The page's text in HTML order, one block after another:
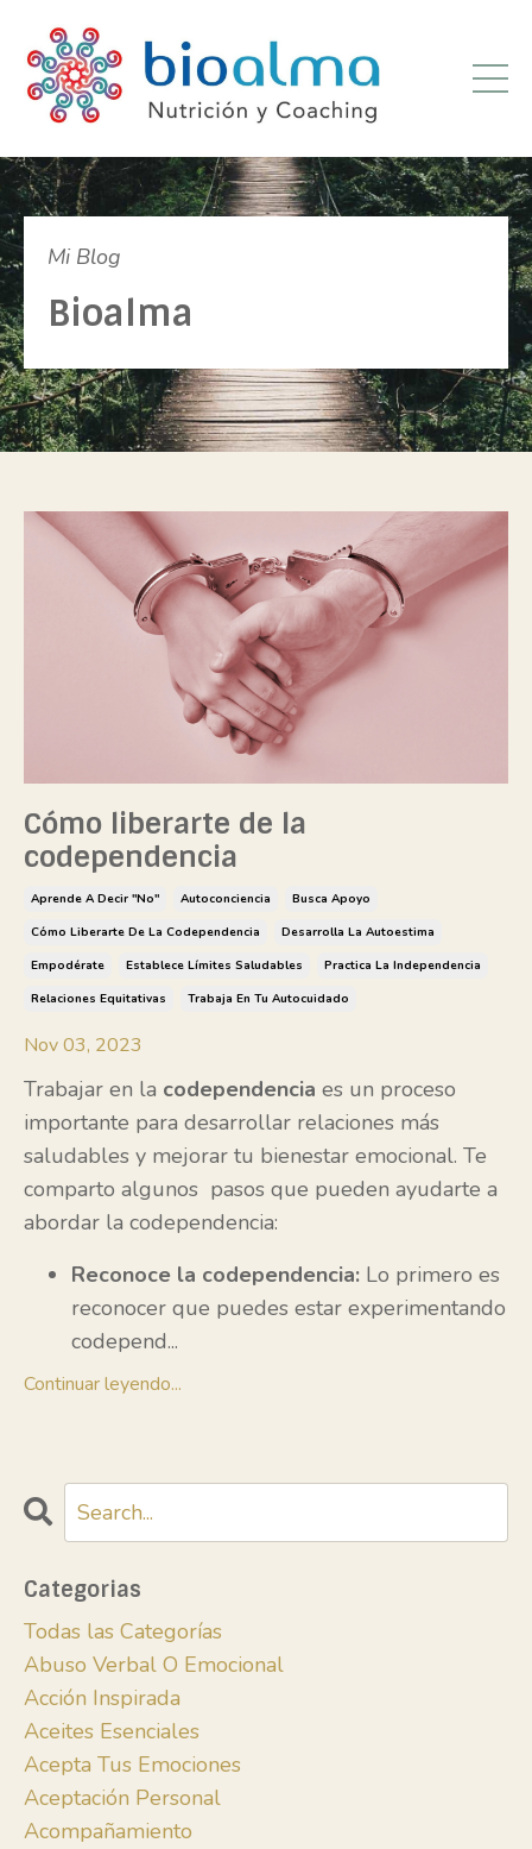
Mi Blog
Bioalma
Cómo liberarte de la
codependencia
Aprende A Decir "no" Autoconciencia
Busca Apoyo
Cómo Liberarte De La Codependencia
Desarrolla La Autoestima
Empodérate
Establece Límites Saludables
Practica La Independencia
Relaciones Equitativas
Trabaja En Tu Autocuidado
Nov 03, 2023
Trabajar en la codependencia es un proceso
importante para desarrollar relaciones más
saludables y mejorar tu bienestar emocional. Te
comparto algunos pasos que pueden ayudarte a
abordar la codependencia:
Reconoce la codependencia: Lo primero es
reconocer que puedes estar experimentando
codepend...
Continuar leyendo...
Categorias
Todas las Categorías
Abuso Verbal O Emocional
Acción Inspirada
Aceites Esenciales
Acepta Tus Emociones
Aceptación Personal
Acompañamiento